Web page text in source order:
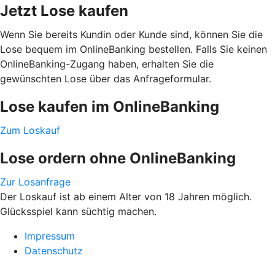
Jetzt Lose kaufen
Wenn Sie bereits Kundin oder Kunde sind, können Sie die
Lose bequem im OnlineBanking bestellen. Falls Sie keinen
OnlineBanking-Zugang haben, erhalten Sie die
gewünschten Lose über das Anfrageformular.
Lose kaufen im OnlineBanking
Zum Loskauf
Lose ordern ohne OnlineBanking
Zur Losanfrage
Der Loskauf ist ab einem Alter von 18 Jahren möglich.
Glücksspiel kann süchtig machen.
Impressum
Datenschutz